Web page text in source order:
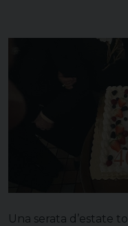
Una serata d’estate